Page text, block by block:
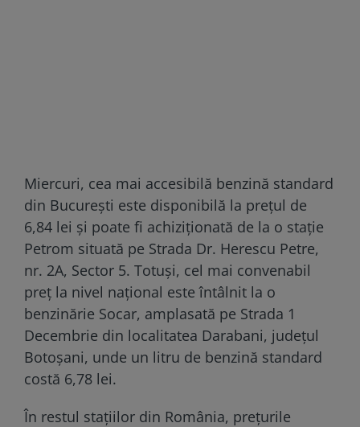
Miercuri, cea mai accesibilă benzină standard
din București este disponibilă la prețul de
6,84 lei și poate fi achiziționată de la o stație
Petrom situată pe Strada Dr. Herescu Petre,
nr. 2A, Sector 5. Totuși, cel mai convenabil
preț la nivel național este întâlnit la o
benzinărie Socar, amplasată pe Strada 1
Decembrie din localitatea Darabani, județul
Botoșani, unde un litru de benzină standard
costă 6,78 lei.
În restul stațiilor din România, prețurile